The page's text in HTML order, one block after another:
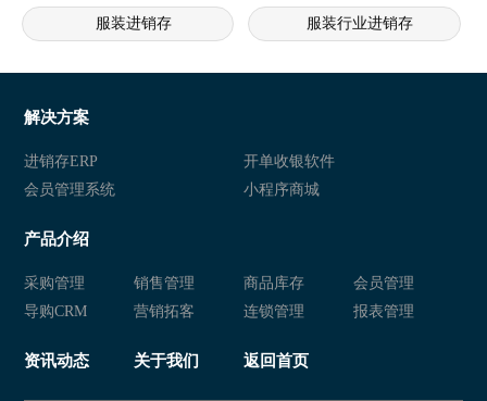
服装进销存 服装行业进销存
服装店进销存系统 服装进销存软件 服装进销存管理
服装店进销存软件 服装店连锁管理系统 服装连锁经营软件
连锁服装店进销存软件 服装销售管理系统 服装店管理系统
服装进销存软件 服装管理系统 服
服装行业进销存 服装进销存软件 服装行业管理软件
解决方案
进销存ERP
开单收银软件
会员管理系统
小程序商城
产品介绍
采购管理 销售管理 商品库存
会员管理
导购CRM
营销拓客 连锁管理 报表管理
资讯动态 关于我们 返回首页